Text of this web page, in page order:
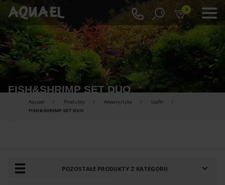
0
FISH&SHRIMP SET DUO
Aquael Produkty Akwarystyka
Szafki
FISH&SHRIMP SET DUO
PRODUKTY DO PORÓWNANIA :
POZOSTAŁE PRODUKTY Z KATEGORII